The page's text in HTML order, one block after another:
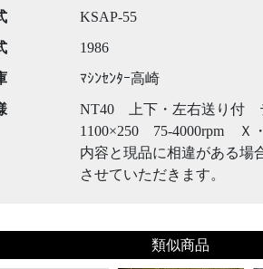
KSAP-55
1986
ﾏｼﾝｾﾝﾀｰ高崎
NT40 上下・左右送り付
1100×250 75-4000rpm Ｘ
内容と現品に相違がある場
させていただきます。
類似商品